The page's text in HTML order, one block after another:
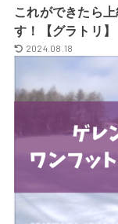
これができたら
す！【グラトリ】
2024.08.18